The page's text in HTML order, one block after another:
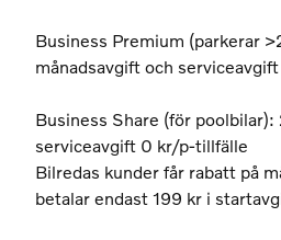
Business Premium (parkerar
månadsavgift och
Business Share (för
serviceavgift 0 kr/p-tillfälle
Bilredas kunder får rabatt på
betalar endast 199 kr i